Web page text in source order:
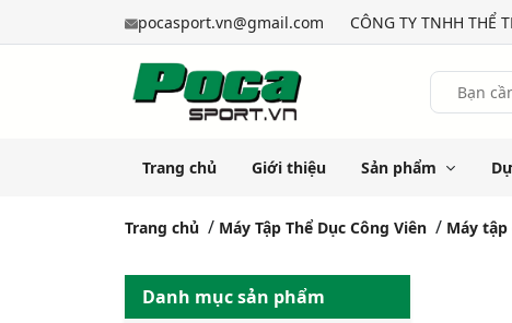
pocasport.vn@gmail.com CÔNG TY TNHH THỂ
Trang chủ Giới thiệu Sản phẩm
Trang chủ Máy Tập Thể Dục Công Viên Máy
Danh mục sản phẩm